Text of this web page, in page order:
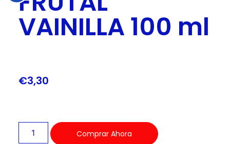
VAINILLA 100 ml
€3,30
Comprar Ahora